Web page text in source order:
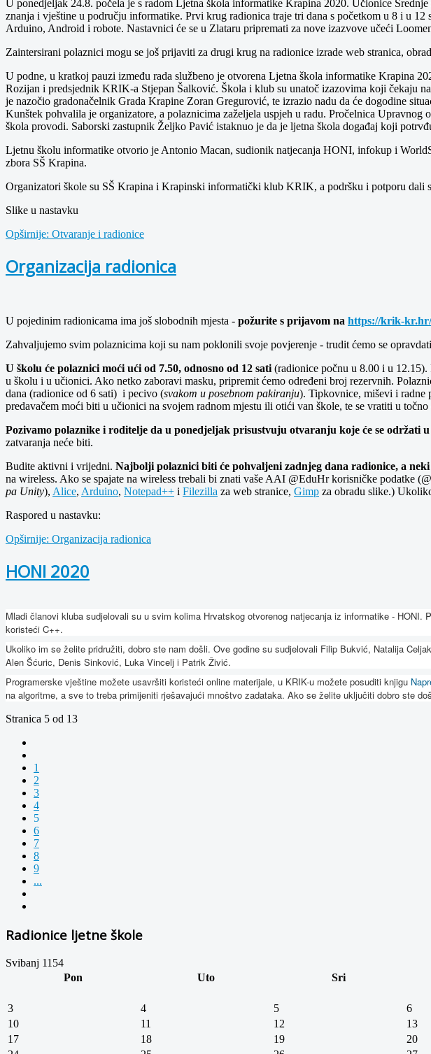
U ponedjeljak 24.8. počela je s radom Ljetna škola informatike Krapina 2020. Učionice
znanja i vještine u području informatike. Prvi krug radionica traje tri dana s početkom u 8 i u
Arduino, Android i robote. Nastavnici će se u Zlataru pripremati za nove izazvove učeći
Zaintersirani polaznici mogu se još prijaviti za drugi krug na radionice izrade web stranica,
U podne, u kratkoj pauzi između rada službeno je otvorena Ljetna škola informatike Krapina
Rozijan i predsjednik KRIK-a Stjepan Šalković. Škola i klub su unatoč izazovima koji čekaju
je nazočio gradonačelnik Grada Krapine Zoran Gregurović, te izrazio nadu da će dogodine
Kunštek pohvalila je organizatore, a polaznicima zaželjela uspjeh u radu. Pročelnica
škola provodi. Saborski zastupnik Željko Pavić istaknuo je da je ljetna škola događaj koji
Ljetnu školu informatike otvorio je Antonio Macan, sudionik natjecanja HONI, infokup i
zbora SŠ Krapina.
Organizatori škole su SŠ Krapina i Krapinski informatički klub KRIK, a podršku i potporu
Slike u nastavku
Opširnije: Otvaranje i radionice
Organizacija radionica
U pojedinim radionicama ima još slobodnih mjesta - požurite s prijavom na https://krik-
Zahvaljujemo svim polaznicima koji su nam poklonili svoje povjerenje - trudit ćemo se
U školu će polaznici moći ući od 7.50, odnosno od 12 sati(radionice počnu u 8.00 i u 12.15).
u školu i u učionici. Ako netko zaboravi masku, pripremit ćemo određeni broj rezervnih.
dana (radionice od 6 sati) i pecivo (svakom u posebnom pakiranju). Tipkovnice, miševi i radne
predavačem moći biti u učionici na svojem radnom mjestu ili otići van škole, te se vratiti u
Pozivamo polaznike i roditelje da u ponedjeljak prisustvuju otvaranju koje će se održati
zatvaranja neće biti.
Budite aktivni i vrijedni. Najbolji polaznici biti će pohvaljeni zadnjeg dana radionice, a
na wireless. Ako se spajate na wireless trebali bi znati vaše AAI @EduHr korisničke podatke
pa Unity), Alice, Arduino, Notepad++ i Filezilla za web stranice, Gimp za obradu slike.)
Raspored u nastavku:
Opširnije: Organizacija radionica
HONI 2020
Mladi članovi kluba sudjelovali su u svim kolima Hrvatskog otvorenog natjecanja iz informatike -
koristeći C++.
Ukoliko im se želite pridružiti, dobro ste nam došli. Ove godine su sudjelovali Filip Bukvić, Natalija
Alen Šćuric, Denis Sinković, Luka Vincelj i Patrik Živić.
Programerske vještine možete usavršiti koristeći online materijale, u KRIK-u možete posuditi knjigu
na algoritme, a sve to treba primijeniti rješavajući mnoštvo zadataka. Ako se želite uključiti dobro ste
Stranica 5 od 13
1
2
3
4
5
6
7
8
9
...
Radionice ljetne škole
Svibanj 1154
Pon
Uto Sri
3
4 5 6
10
11 12 13
17
18 19 20